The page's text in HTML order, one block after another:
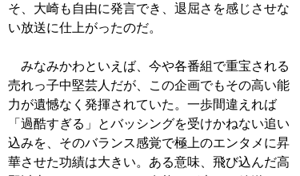
そ、大崎も自由に発言でき、退屈さを感じさせな
い放送に仕上がったのだ。
みなみかわといえば、今や各番組で重宝される
売れっ子中堅芸人だが、この企画でもその高い能
力が遺憾なく発揮されていた。一歩間違えれば
「過酷すぎる」とバッシングを受けかねない追い
込みを、そのバランス感覚で極上のエンタメに昇
華させた功績は大きい。ある意味、飛び込んだ高